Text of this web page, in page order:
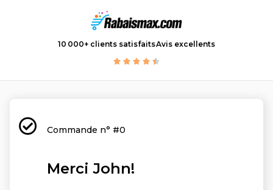
10 000+ clients satisfaitsAvis excellents
Commande n° #0
Merci John!